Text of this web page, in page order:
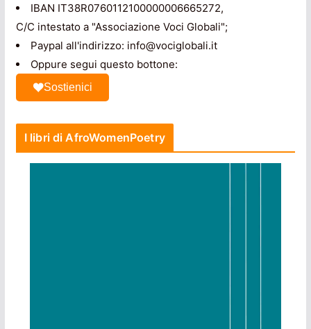
IBAN IT38R0760112100000006665272,
C/C intestato a "Associazione Voci Globali";
Paypal all'indirizzo: info@vociglobali.it
Oppure segui questo bottone:
Sostienici
I libri di AfroWomenPoetry